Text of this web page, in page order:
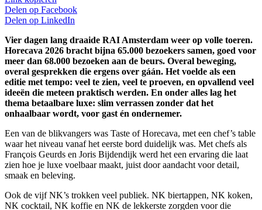
Delen op Facebook
Delen op LinkedIn
Vier dagen lang draaide RAI Amsterdam weer op volle toeren.
Horecava 2026 bracht bijna 65.000 bezoekers samen, goed voor
meer dan 68.000 bezoeken aan de beurs. Overal beweging,
overal gesprekken die ergens over gáán. Het voelde als een
editie met tempo: veel te zien, veel te proeven, en opvallend veel
ideeën die meteen praktisch werden. En onder alles lag het
thema betaalbare luxe: slim verrassen zonder dat het
onhaalbaar wordt, voor gast én ondernemer.
Een van de blikvangers was Taste of Horecava, met een chef’s table
waar het niveau vanaf het eerste bord duidelijk was. Met chefs als
François Geurds en Joris Bijdendijk werd het een ervaring die laat
zien hoe je luxe voelbaar maakt, juist door aandacht voor detail,
smaak en beleving.
Ook de vijf NK’s trokken veel publiek. NK biertappen, NK koken,
NK cocktail, NK koffie en NK de lekkerste zorgden voor die